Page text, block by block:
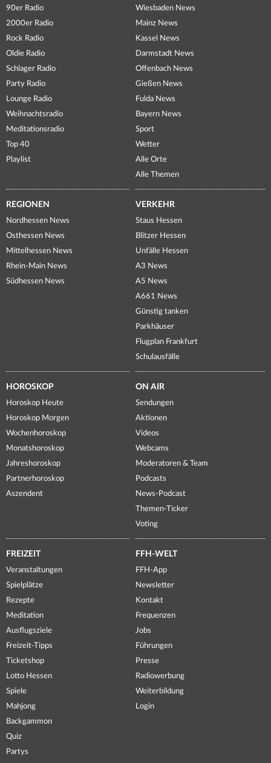
90er Radio
2000er Radio
Rock Radio
Oldie Radio
Schlager Radio
Party Radio
Lounge Radio
Weihnachtsradio
Meditationsradio
Top 40
Playlist
Wiesbaden News
Mainz News
Kassel News
Darmstadt News
Offenbach News
Gießen News
Fulda News
Bayern News
Sport
Wetter
Alle Orte
Alle Themen
REGIONEN
Nordhessen News
Osthessen News
Mittelhessen News
Rhein-Main News
Südhessen News
VERKEHR
Staus Hessen
Blitzer Hessen
Unfälle Hessen
A3 News
A5 News
A661 News
Günstig tanken
Parkhäuser
Flugplan Frankfurt
Schulausfälle
HOROSKOP
Horoskop Heute
Horoskop Morgen
Wochenhoroskop
Monatshoroskop
Jahreshoroskop
Partnerhoroskop
Aszendent
ON AIR
Sendungen
Aktionen
Videos
Webcams
Moderatoren & Team
Podcasts
News-Podcast
Themen-Ticker
Voting
FREIZEIT
Veranstaltungen
Spielplätze
Rezepte
Meditation
Ausflugsziele
Freizeit-Tipps
Ticketshop
Lotto Hessen
Spiele
Mahjong
Backgammon
Quiz
Partys
FFH-WELT
FFH-App
Newsletter
Kontakt
Frequenzen
Jobs
Führungen
Presse
Radiowerbung
Weiterbildung
Login